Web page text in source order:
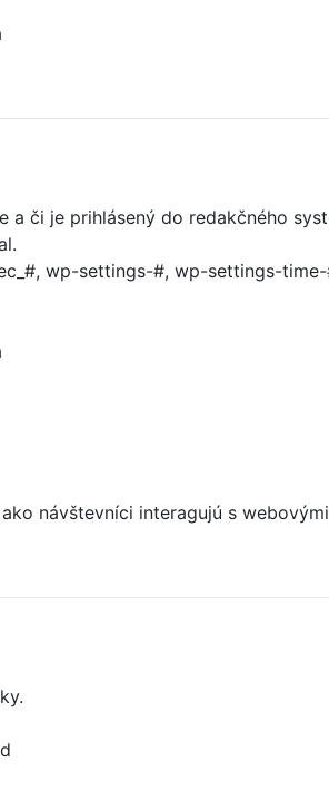
či je prihlásený do redakčného
wp-settings-#, wp-settings-
návštevníci interagujú s